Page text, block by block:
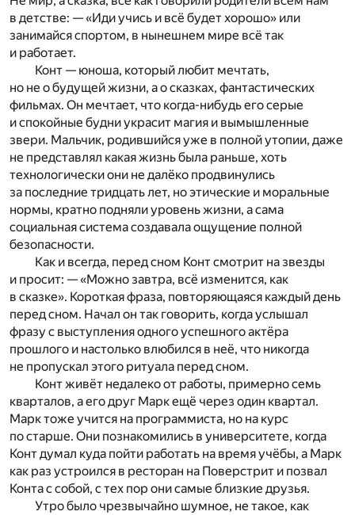
в детстве: — «Иди учись и всё будет хорошо» или
занимайся спортом, в нынешнем мире всё так
и работает.
Конт — юноша, который любит мечтать,
но не о будущей жизни, а о сказках, фантастических
фильмах. Он мечтает, что когда-нибудь его серые
и спокойные будни украсит магия и вымышленные
звери. Мальчик, родившийся уже в полной утопии, даже
не представлял какая жизнь была раньше, хоть
технологически они не далёко продвинулись
за последние тридцать лет, но этические и моральные
нормы, кратно подняли уровень жизни, а сама
социальная система создавала ощущение полной
безопасности.
Как и всегда, перед сном Конт смотрит на звезды
и просит: — «Можно завтра, всё изменится, как
в сказке». Короткая фраза, повторяющаяся каждый день
перед сном. Начал он так говорить, когда услышал
фразу с выступления одного успешного актёра
прошлого и настолько влюбился в неё, что никогда
не пропускал этого ритуала перед сном.
Конт живёт недалеко от работы, примерно семь
кварталов, а его друг Марк ещё через один квартал.
Марк тоже учится на программиста, но на курс
по старше. Они познакомились в университете, когда
Конт думал куда пойти работать на время учёбы, а Марк
как раз устроился в ресторан на Поверстрит и позвал
Конта с собой, с тех пор они самые близкие друзья.
Утро было чрезвычайно шумное, не такое, как